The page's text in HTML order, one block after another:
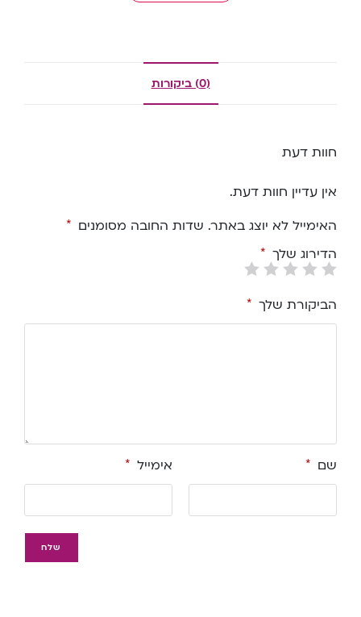
(0) ביקורות
חוות דעת
אין עדיין חוות דעת.
האימייל לא יוצג באתר. שדות החובה מסומנים *
הדירוג שלך *
הביקורת שלך *
שם * אימייל *